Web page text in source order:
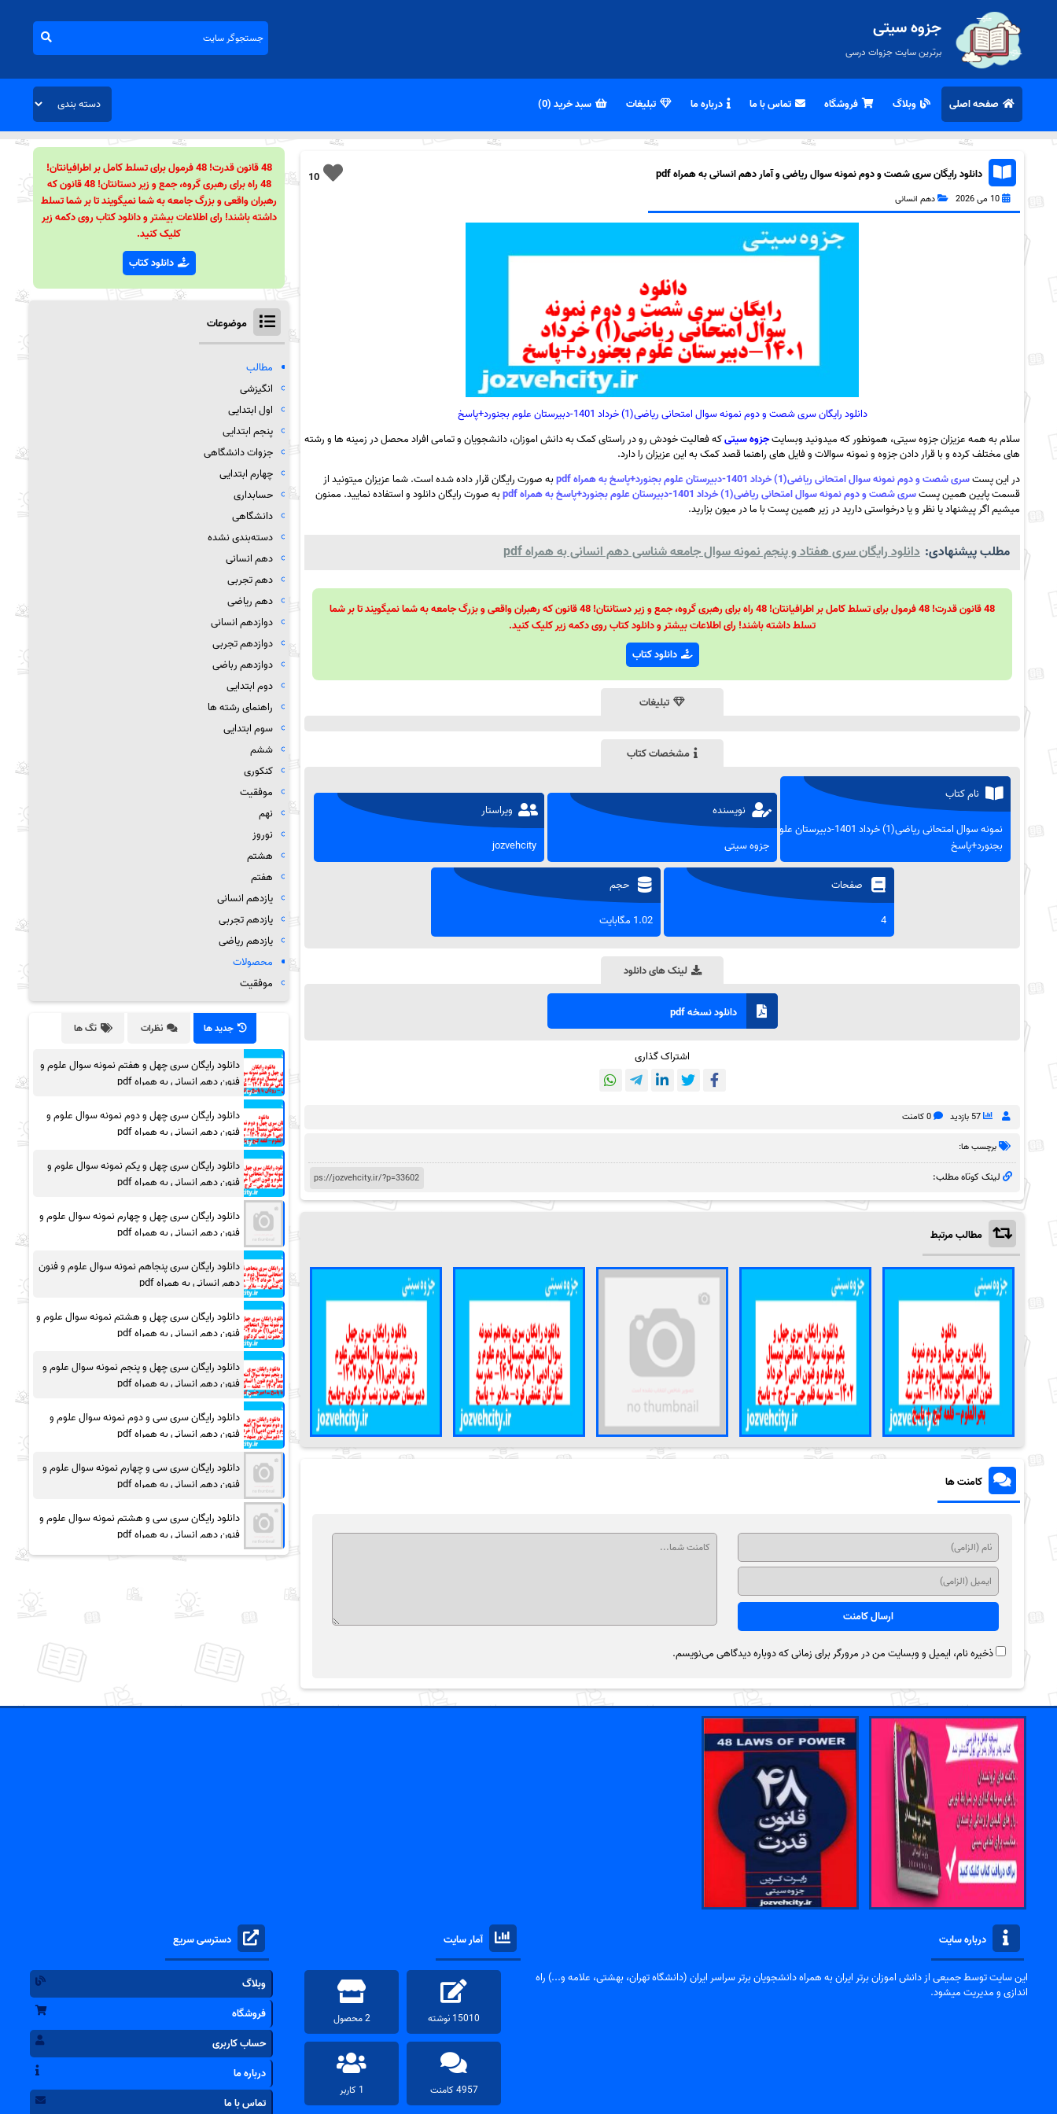
جزوه سیتی
برترین سایت جزوات درسی
صفحه اصلی وبلاگ فروشگاه تماس با ما درباره ما تبلیغات سبد خرید (0)
10 دانلود رایگان سری شصت و دوم نمونه سوال ریاضی و آمار دهم انسانی به همراه pdf
10 می 2026 دهم انسانی
دانلود رایگان سری شصت و دوم نمونه سوال امتحانی ریاضی(1) خرداد 1401-دبیرستان علوم بجنورد+پاسخ
سلام به همه عزیزان جزوه سیتی، همونطور که میدونید وبسایتجزوه سیتیکه فعالیت خودش رو در راستای کمک به دانش اموزان، دانشجویان و تمامی افراد محصل در زمینه ها و رشته
های مختلف کرده و با قرار دادن جزوه و نمونه سوالات و فایل های راهنما قصد کمک به این عزیزان را دارد.
در این پستسری شصت و دوم نمونه سوال امتحانی ریاضی(1) خرداد 1401-دبیرستان علوم بجنورد+پاسخ به همراه pdf
به صورت رایگان قرار داده شده است. شما عزیزان میتونید از
قسمت پایین همین پستسری شصت و دوم نمونه سوال امتحانی ریاضی(1) خرداد 1401-دبیرستان علوم بجنورد+پاسخ به همراه pdf
به صورت رایگان دانلود و استفاده نمایید. ممنون
میشیم اگر پیشنهاد یا نظر و یا درخواستی دارید در زیر همین پست با ما در میون بزارید.
مطلب پیشنهادی: دانلود رایگان سری هفتاد و پنجم نمونه سوال جامعه شناسی دهم انسانی به همراه pdf
48 قانون قدرت! 48 فرمول برای تسلط کامل بر اطرافیانتان! 48 راه برای رهبری گروه، جمع و زیر دستانتان! 48 قانون که رهبران واقعی و بزرگ جامعه به شما نمیگویند تا بر شما
تسلط داشته باشند! رای اطلاعات بیشتر و دانلود کتاب روی دکمه زیر کلیک کنید.
دانلود کتاب
تبلیغات
مشخصات کتاب
نام کتاب
نمونه سوال امتحانی ریاضی(1) خرداد 1401-دبیرستان علوم
بجنورد+پاسخ
نویسنده
جزوه سیتی
ویراستار
jozvehcity
صفحات
4
حجم
1.02 مگابایت
لینک های دانلود
دانلود نسخه pdf
اشتراک گذاری
57 بازدید 0 کامنت
برچسب ها:
لینک کوتاه مطلب:
مطالب مرتبط
کامنت ها
ذخیره نام، ایمیل و وبسایت من در مرورگر برای زمانی که دوباره دیدگاهی می‌نویسم.
48 قانون قدرت! 48 فرمول برای تسلط کامل بر اطرافیانتان!
48 راه برای رهبری گروه، جمع و زیر دستانتان! 48 قانون که
رهبران واقعی و بزرگ جامعه به شما نمیگویند تا بر شما تسلط
داشته باشند! رای اطلاعات بیشتر و دانلود کتاب روی دکمه زیر
کلیک کنید.
دانلود کتاب
موضوعات
مطالب
انگیزشی
اول ابتدایی
پنجم ابتدایی
جزوات دانشگاهی
چهارم ابتدایی
حسابداری
دانشگاهی
دسته‌بندی نشده
دهم انسانی
دهم تجربی
دهم ریاضی
دوازدهم انسانی
دوازدهم تجربی
دوازدهم رباضی
دوم ابتدایی
راهنمای رشته ها
سوم ابتدایی
ششم
کنکوری
موفقیت
نهم
نوروز
هشتم
هفتم
یازدهم انسانی
یازدهم تجربی
یازدهم ریاضی
محصولات
موفقیت
جدید ها نظرات تگ ها
دانلود رایگان سری چهل و هفتم نمونه سوال علوم و
فنون دهم انسانی به همراه pdf
دانلود رایگان سری چهل و دوم نمونه سوال علوم و
فنون دهم انسانی به همراه pdf
دانلود رایگان سری چهل و یکم نمونه سوال علوم و
فنون دهم انسانی به همراه pdf
دانلود رایگان سری چهل و چهارم نمونه سوال علوم و
فنون دهم انسانی به همراه pdf
دانلود رایگان سری پنجاهم نمونه سوال علوم و فنون
دهم انسانی به همراه pdf
دانلود رایگان سری چهل و هشتم نمونه سوال علوم و
فنون دهم انسانی به همراه pdf
دانلود رایگان سری چهل و پنجم نمونه سوال علوم و
فنون دهم انسانی به همراه pdf
دانلود رایگان سری سی و دوم نمونه سوال علوم و
فنون دهم انسانی به همراه pdf
دانلود رایگان سری سی و چهارم نمونه سوال علوم و
فنون دهم انسانی به همراه pdf
دانلود رایگان سری سی و هشتم نمونه سوال علوم و
فنون دهم انسانی به همراه pdf
درباره سایت
این سایت توسط جمیعی از دانش اموزان برتر ایران به همراه دانشجویان برتر سراسر ایران (دانشگاه تهران، بهشتی، علامه و...) راه
اندازی و مدیریت میشود.
آمار سایت
15010 نوشته 2 محصول
4957 کامنت 1 کاربر
دسترسی سریع
وبلاگ
فروشگاه
حساب کاربری
درباره ما
تماس با ما